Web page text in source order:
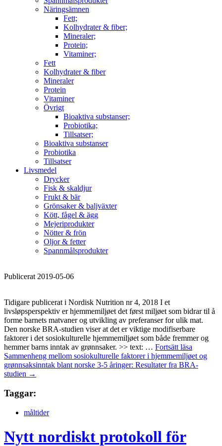
Näringsämnen
Fett;
Kolhydrater & fiber;
Mineraler;
Protein;
Vitaminer;
Fett
Kolhydrater & fiber
Mineraler
Protein
Vitaminer
Övrigt
Bioaktiva substanser;
Probiotika;
Tillsatser;
Bioaktiva substanser
Probiotika
Tillsatser
Livsmedel
Drycker
Fisk & skaldjur
Frukt & bär
Grönsaker & baljväxter
Kött, fågel & ägg
Mejeriprodukter
Nötter & frön
Oljor & fetter
Spannmålsprodukter
Publicerat 2019-05-06
Tidigare publicerat i Nordisk Nutrition nr 4, 2018 I et
livsløpsperspektiv er hjemmemiljøet det først miljøet som bidrar til å
forme barnets matvaner og utvikling av preferanser for ulik mat.
Den norske BRA-studien viser at det er viktige modifiserbare
faktorer i det sosiokulturelle hjemmemiljøet som både fremmer og
hemmer barns inntak av grønnsaker. >> text: … Fortsätt läsa
Sammenheng mellom sosiokulturelle faktorer i hjemmemiljøet og
grønnsaksinntak blant norske 3-5 åringer: Resultater fra BRA-
studien →
Taggar:
måltider
Nytt nordiskt protokoll för